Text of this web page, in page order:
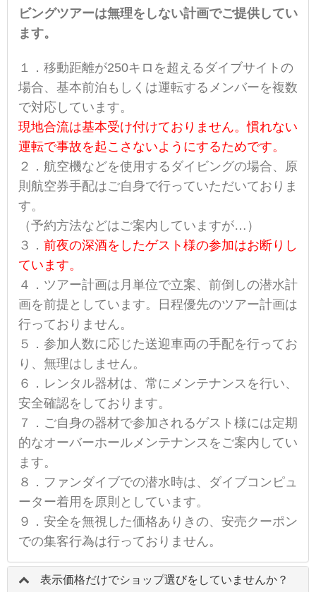
ビングツアーは無理をしない計画でご提供してい
ます。
１．移動距離が250キロを超えるダイブサイトの
場合、基本前泊もしくは運転するメンバーを複数
で対応しています。
現地合流は基本受け付けておりません。慣れない
運転で事故を起こさないようにするためです。
２．航空機などを使用するダイビングの場合、原
則航空券手配はご自身で行っていただいておりま
す。
（予約方法などはご案内していますが…）
３． 前夜の深酒をしたゲスト様の参加はお断りし
ています。
４．ツアー計画は月単位で立案、前倒しの潜水計
画を前提としています。日程優先のツアー計画は
行っておりません。
５．参加人数に応じた送迎車両の手配を行ってお
り、無理はしません。
６．レンタル器材は、常にメンテナンスを行い、
安全確認をしております。
７．ご自身の器材で参加されるゲスト様には定期
的なオーバーホールメンテナンスをご案内してい
ます。
８．ファンダイブでの潜水時は、ダイブコンピュ
ーター着用を原則としています。
９．安全を無視した価格ありきの、安売クーポン
での集客行為は行っておりません。
表示価格だけでショップ選びをしていませんか？